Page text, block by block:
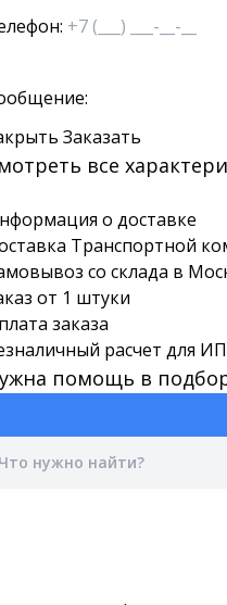
Заказать
все
о доставке
Транспортной
со склада в
от 1 штуки
заказа
расчет для
помощь в